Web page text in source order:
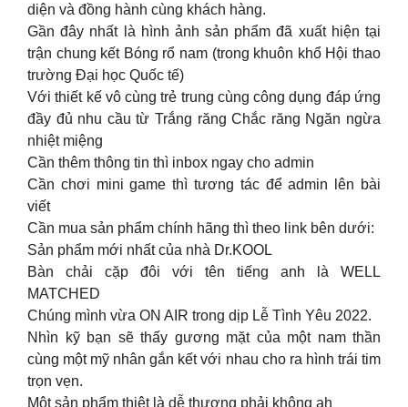
diện và đồng hành cùng khách hàng.
Gần đây nhất là hình ảnh sản phẩm đã xuất hiện tại
trận chung kết Bóng rổ nam (trong khuôn khổ Hội thao
trường Đại học Quốc tế)
Với thiết kế vô cùng trẻ trung cùng công dụng đáp ứng
đầy đủ nhu cầu từ Trắng răng Chắc răng Ngăn ngừa
nhiệt miệng
Cần thêm thông tin thì inbox ngay cho admin
Cần chơi mini game thì tương tác để admin lên bài
viết
Cần mua sản phẩm chính hãng thì theo link bên dưới:
Sản phẩm mới nhất của nhà Dr.KOOL
Bàn chải cặp đôi với tên tiếng anh là WELL
MATCHED
Chúng mình vừa ON AIR trong dịp Lễ Tình Yêu 2022.
Nhìn kỹ bạn sẽ thấy gương mặt của một nam thần
cùng một mỹ nhân gắn kết với nhau cho ra hình trái tim
trọn vẹn.
Một sản phẩm thiệt là dễ thương phải không ah